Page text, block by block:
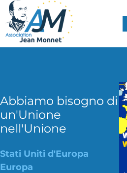
Abbiamo bisogno di
un'Unione
nell'Unione
Stati Uniti d'Europa
Europa